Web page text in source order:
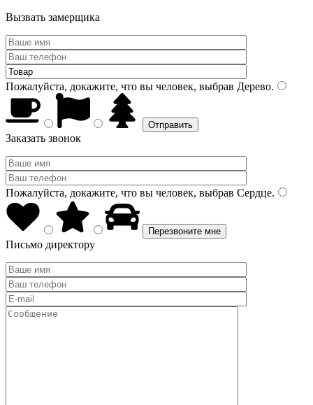
Вызвать замерщика
Пожалуйста, докажите, что вы человек, выбрав Дерево.
Заказать звонок
Пожалуйста, докажите, что вы человек, выбрав Сердце.
Письмо директору